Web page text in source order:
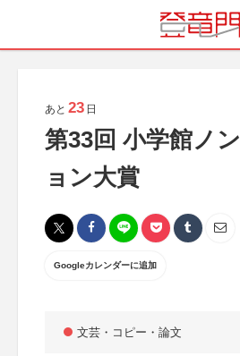
あと 23 日
第33回 小学館ノ
ョン大賞
Googleカレンダーに追加
文芸・コピー・論文